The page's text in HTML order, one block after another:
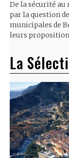
De la sécurité au
par la question
municipales de
leurs
La